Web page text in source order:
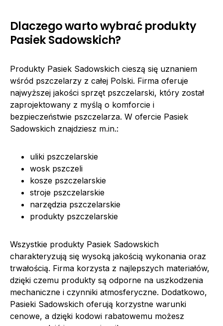
Dlaczego warto wybrać produkty
Pasiek Sadowskich?
Produkty Pasiek Sadowskich cieszą się uznaniem
wśród pszczelarzy z całej Polski. Firma oferuje
najwyższej jakości sprzęt pszczelarski, który został
zaprojektowany z myślą o komforcie i
bezpieczeństwie pszczelarza. W ofercie Pasiek
Sadowskich znajdziesz m.in.:
uliki pszczelarskie
wosk pszczeli
kosze pszczelarskie
stroje pszczelarskie
narzędzia pszczelarskie
produkty pszczelarskie
Wszystkie produkty Pasiek Sadowskich
charakteryzują się wysoką jakością wykonania oraz
trwałością. Firma korzysta z najlepszych materiałów,
dzięki czemu produkty są odporne na uszkodzenia
mechaniczne i czynniki atmosferyczne. Dodatkowo,
Pasieki Sadowskich oferują korzystne warunki
cenowe, a dzięki kodowi rabatowemu możesz